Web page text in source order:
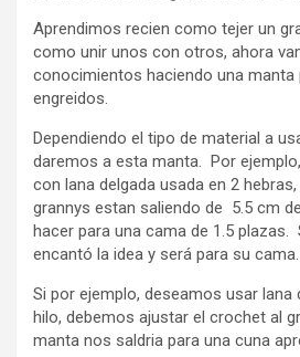
Aprendimos recien como tejer un
como unir unos con otros, ahora
conocimientos haciendo una manta
engreidos.
Dependiendo el tipo de material a
daremos a esta manta. Por
con lana delgada usada en 2
grannys estan saliendo de 5.5 cm
hacer para una cama de 1.5 plazas.
encantó la idea y será para su cama.
Si por ejemplo, deseamos usar lana
hilo, debemos ajustar el crochet al
manta nos saldria para una cuna